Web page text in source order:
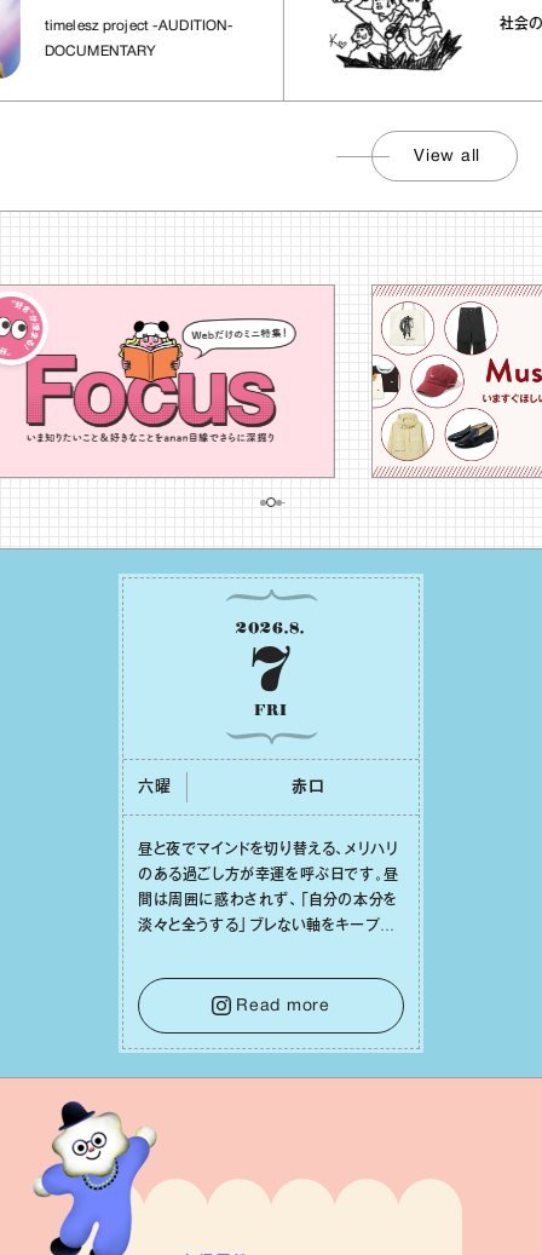
project -AUDITION-
社会のじかん
View all
2026.8.
7
FRI
六曜 ⾚⼝
昼と夜でマインドを切り替える、メリハリ
のある過ごし⽅が幸運を呼ぶ⽇です。昼
間は周囲に惑わされず、「⾃分の本分を
淡々と全うする」ブレない軸をキープし
⾔葉に流されないよう、⼼にしっかりブ
レーキをかけること。この意識の切り替
えが、あなたに確かな安⼼感をもたらす
はずです。
Read more